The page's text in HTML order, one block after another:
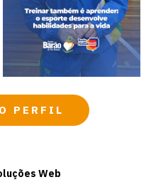
PERFIL
Web